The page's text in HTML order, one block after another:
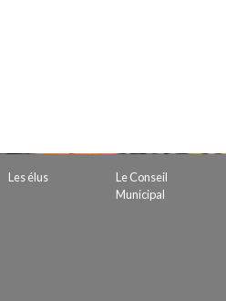
Les élus
Le Conseil
Municipal